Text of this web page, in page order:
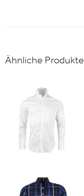
Ähnliche Produkte